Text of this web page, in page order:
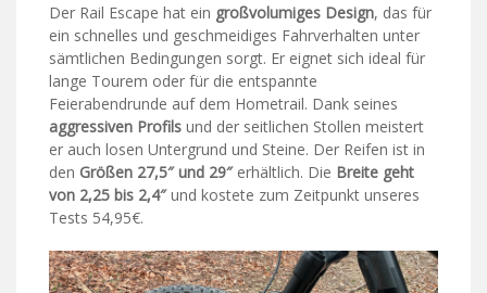
Der Rail Escape hat ein großvolumiges Design, das für
ein schnelles und geschmeidiges Fahrverhalten unter
sämtlichen Bedingungen sorgt. Er eignet sich ideal für
lange Tourem oder für die entspannte
Feierabendrunde auf dem Hometrail. Dank seines
aggressiven Profils und der seitlichen Stollen meistert
er auch losen Untergrund und Steine. Der Reifen ist in
den Größen 27,5″ und 29″erhältlich. Die Breite geht
von 2,25 bis 2,4″und kostete zum Zeitpunkt unseres
Tests 54,95€.